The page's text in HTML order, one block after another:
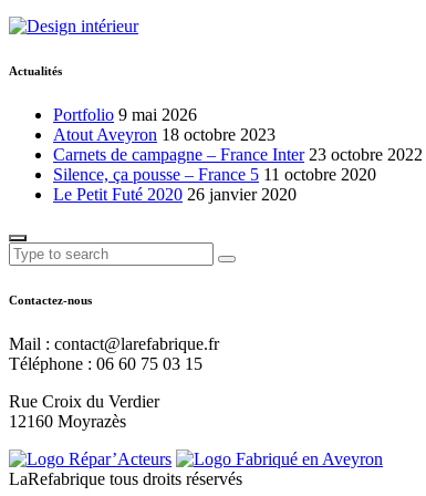
Actualités
Portfolio 9 mai 2026
Atout Aveyron 18 octobre 2023
Carnets de campagne – France Inter 23 octobre 2022
Silence, ça pousse – France 5 11 octobre 2020
Le Petit Futé 2020 26 janvier 2020
Contactez-nous
Mail : contact@larefabrique.fr
Téléphone : 06 60 75 03 15
Rue Croix du Verdier
12160 Moyrazès
LaRefabrique tous droits réservés